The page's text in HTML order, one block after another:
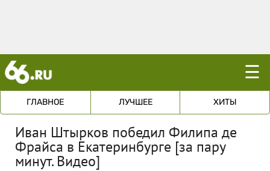
☰
ГЛАВНОЕ ЛУЧШЕЕ ХИТЫ
Иван Штырков победил Филипа де
Фрайса в Екатеринбурге [за пару
минут. Видео]